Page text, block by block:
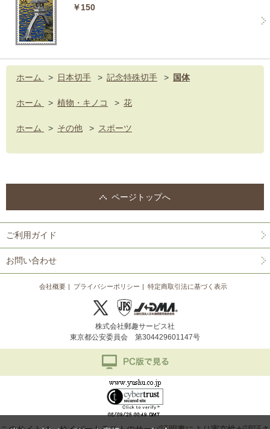
￥150
ホーム > 日本切手 > 記念特殊切手 > 国体
ホーム > 植物・キノコ > 花
ホーム > その他 > スポーツ
ページトップへ
ご利用ガイド
お問い合わせ
会社概要 プライバシーポリシー 特定商取引法に基づく表示
株式会社郵趣サービス社
東京都公安委員会 第304429601147号